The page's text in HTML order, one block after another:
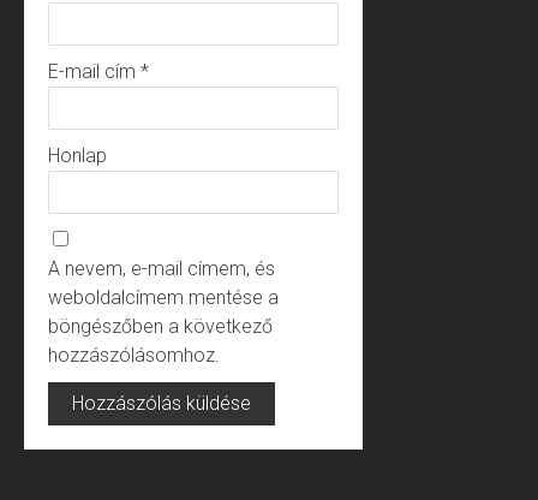
E-mail cím *
Honlap
A nevem, e-mail címem, és
weboldalcímem mentése a
böngészőben a következő
hozzászólásomhoz.